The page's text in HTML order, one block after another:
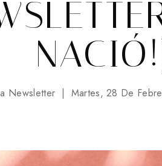
Newsletter Martes, 28 De